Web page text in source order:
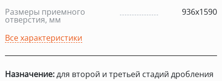
Размеры приемного
отверстия, мм
936х1590
Все характеристики
Назначение:для второй и третьей стадий дробления